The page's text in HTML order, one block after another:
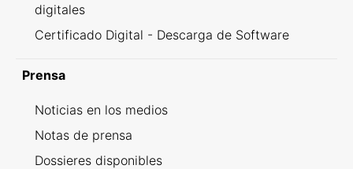
digitales
Certificado Digital - Descarga de Software
Prensa
Noticias en los medios
Notas de prensa
Dossieres disponibles